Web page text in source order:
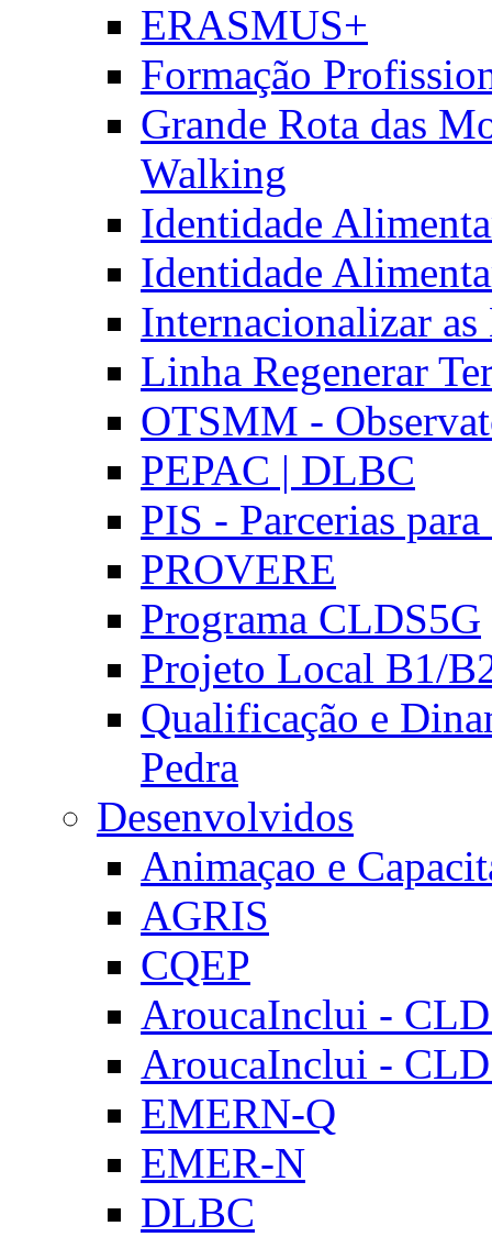
ERASMUS+
Formação
Grande Rota das
Walking
Identidade
Identidade
Internacionalizar
Linha Regenerar
OTSMM -
PEPAC | DLBC
PIS - Parcerias
PROVERE
Programa CLDS5G
Projeto Local B1/
Qualificação e
Pedra
Desenvolvidos
Animaçao e
AGRIS
CQEP
AroucaInclui -
AroucaInclui -
EMERN-Q
EMER-N
DLBC